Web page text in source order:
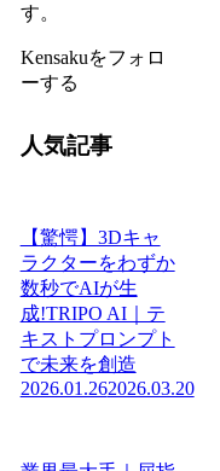
す。
Kensakuをフォロ
ーする
人気記事
【驚愕】3Dキャ
ラクターをわずか
数秒でAIが生
成!TRIPO AI｜テ
キストプロンプト
で未来を創造
2026.01.262026.03.20